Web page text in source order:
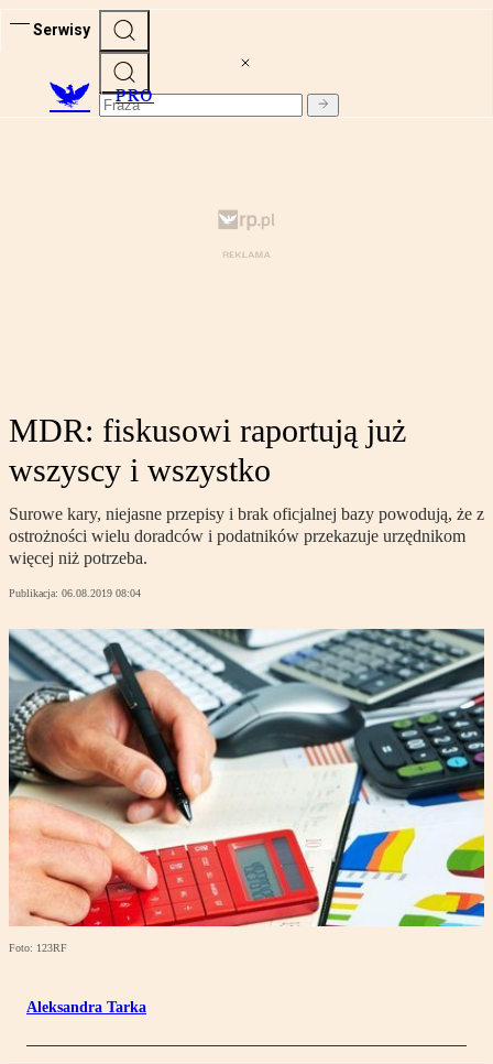
Serwisy
PRO
MDR: fiskusowi raportują już
wszyscy i wszystko
Surowe kary, niejasne przepisy i brak oficjalnej bazy powodują, że z
ostrożności wielu doradców i podatników przekazuje urzędnikom
więcej niż potrzeba.
Publikacja: 06.08.2019 08:04
Foto: 123RF
Aleksandra Tarka